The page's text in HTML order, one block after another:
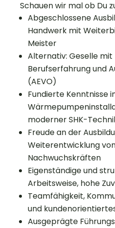
Schauen wir mal ob Du
Abgeschlossene
Handwerk mit
Meister
Alternativ: Geselle
Berufserfahrung und
(AEVO)
Fundierte Kenntnisse
moderner SHK-
Freude an der
Weiterentwicklung
Nachwuchskräften
Eigenständige und
Arbeitsweise, hohe
Teamfähigkeit,
und
Ausgeprägte